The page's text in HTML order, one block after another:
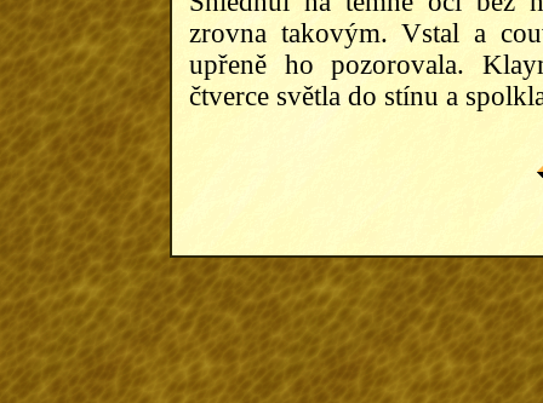
zrovna takovým. Vstal a
upřeně ho pozorovala.
čtverce světla do stínu a